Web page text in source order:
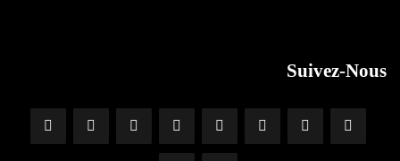
Suivez-Nous